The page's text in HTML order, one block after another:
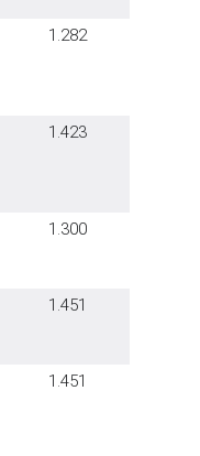
1.282
1.423
1.300
1.451
1.451